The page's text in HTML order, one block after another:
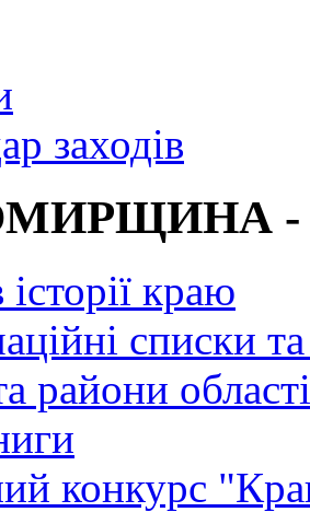
заходів
-
краю
списки
райони області
конкурс